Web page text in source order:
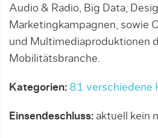
Audio & Radio, Big Data,
Marketingkampagnen, sowie
und Multimediaproduktionen
Mobilitätsbranche.
Kategorien: 81 verschiedene
Einsendeschluss: aktuell kein